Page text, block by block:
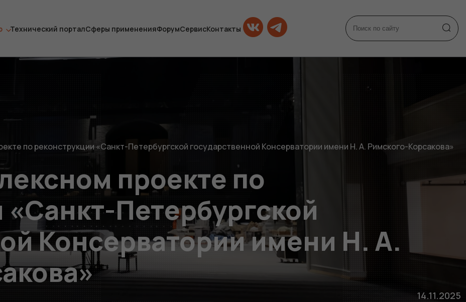
Технический порталСферы примененияФорумСервисКонтакты
по реконструкции «Санкт-Петербургской государственной Консерватории имени Н. А. Римского-Корсакова»
проекте по
Петербургской
Консерватории имени Н. А.
14.11.2025